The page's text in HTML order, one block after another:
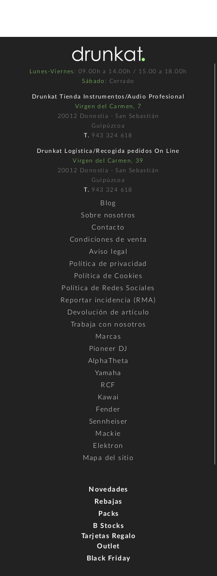
Lunes-Viernes : 09.00h a 14.00h / 15.00 a 18.00h
Sábado : Cerrado
Drunkat Tienda Instrumentos/Audio Profesional
Virgen del Carmen, 7
20012 Donostia - San Sebastián
Guipúzcoa
T. 943 324 618
Drunkat Logística/Recogida pedidos On Line
Virgen del Carmen, 39
20012 Donostia - San Sebastián
Guipúzcoa
T. 943 324 618
Blog
Sobre nosotros
Contacto
Condiciones de venta
Aviso legal
Política de privacidad
Política de Cookies
Política de Redes Sociales
Reportar incidencia (RMA)
Devolución de artículo
Trabaja con nosotros
Marcas
Pioneer DJ
AlphaTheta
Yamaha
RCF
Kawai
Fender
Sennheiser
Mackie
Elektron
Mapa del sitio
Novedades
Rebajas
Packs
B Stocks
Tarjetas Regalo
Outlet
Black Friday